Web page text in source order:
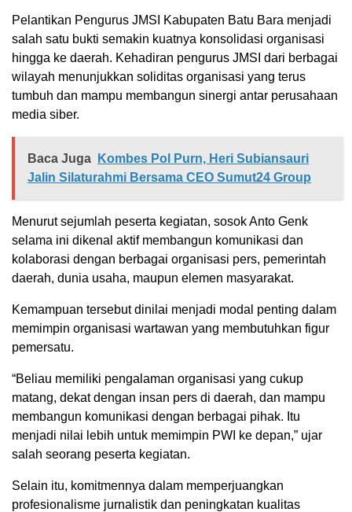
Pelantikan Pengurus JMSI Kabupaten Batu Bara menjadi
salah satu bukti semakin kuatnya konsolidasi organisasi
hingga ke daerah. Kehadiran pengurus JMSI dari berbagai
wilayah menunjukkan soliditas organisasi yang terus
tumbuh dan mampu membangun sinergi antar perusahaan
media siber.
Baca Juga
Kombes Pol Purn, Heri Subiansauri
Jalin Silaturahmi Bersama CEO Sumut24 Group
Menurut sejumlah peserta kegiatan, sosok Anto Genk
selama ini dikenal aktif membangun komunikasi dan
kolaborasi dengan berbagai organisasi pers, pemerintah
daerah, dunia usaha, maupun elemen masyarakat.
Kemampuan tersebut dinilai menjadi modal penting dalam
memimpin organisasi wartawan yang membutuhkan figur
pemersatu.
“Beliau memiliki pengalaman organisasi yang cukup
matang, dekat dengan insan pers di daerah, dan mampu
membangun komunikasi dengan berbagai pihak. Itu
menjadi nilai lebih untuk memimpin PWI ke depan,” ujar
salah seorang peserta kegiatan.
Selain itu, komitmennya dalam memperjuangkan
profesionalisme jurnalistik dan peningkatan kualitas